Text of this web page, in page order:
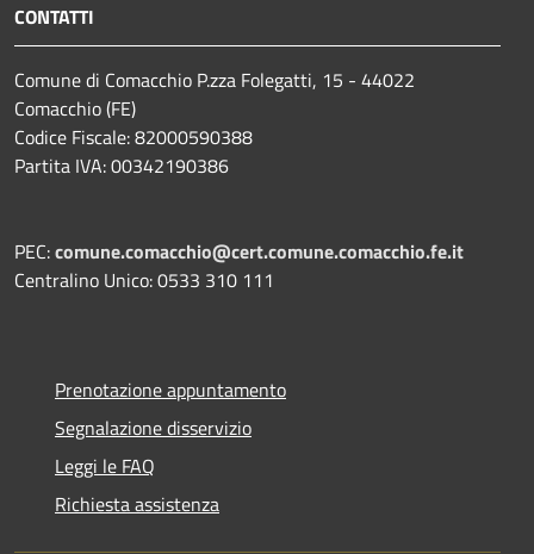
CONTATTI
Comune di Comacchio P.zza Folegatti, 15 - 44022
Comacchio (FE)
Codice Fiscale: 82000590388
Partita IVA: 00342190386
PEC:comune.comacchio@cert.comune.comacchio.fe.it
Centralino Unico: 0533 310 111
Prenotazione appuntamento
Segnalazione disservizio
Leggi le FAQ
Richiesta assistenza